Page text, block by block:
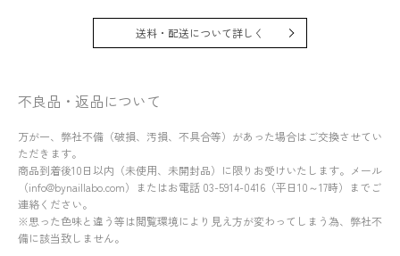
送料・配送について詳しく
不良品・返品について
万が一、弊社不備（破損、汚損、不具合等）があった場合はご交換させてい
ただきます。
商品到着後10日以内（未使用、未開封品）に限りお受けいたします。メール
（info@bynaillabo.com）またはお電話 03-5914-0416（平日10～17時）までご
連絡ください。
※思った色味と違う等は閲覧環境により見え方が変わってしまう為、弊社不
備に該当致しません。